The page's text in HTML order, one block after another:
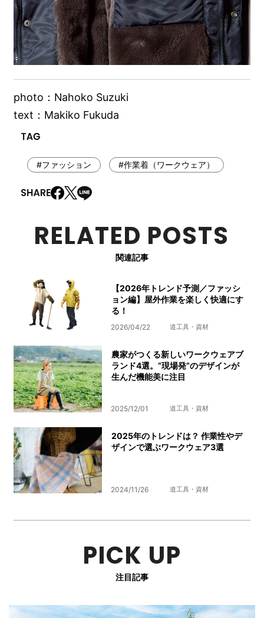
photo：Nahoko Suzuki
text：Makiko Fukuda
#ファッション #作業着（ワークウェア）
RELATED POSTS
関連記事
【2026年トレンド予測／ファッシ
ョン編】屋外作業を楽しく快適にす
る！
2026/04/22 道工具・資材
農家がつくる新しいワークウェアブ
ランド4選。“現場発”のデザインが
生んだ機能美に注目
2025/12/01 道工具・資材
2025年のトレンドは？ 作業性やデ
ザインで選ぶワークウェア3選
2024/11/26 道工具・資材
PICK UP
注目記事